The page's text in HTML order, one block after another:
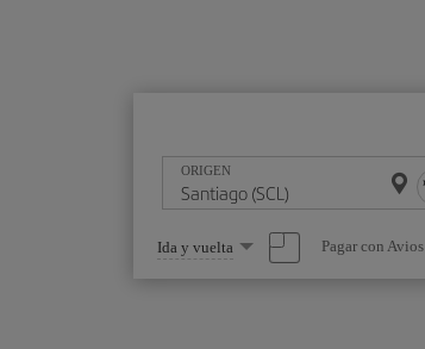
ORIGEN
Seleccione
una
opción
Ida y vuelta Pagar con Avios